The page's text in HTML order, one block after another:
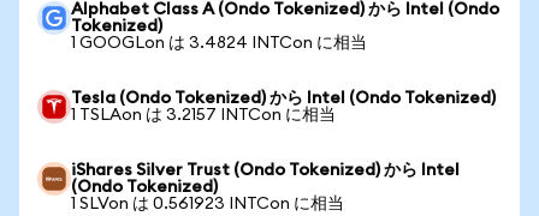
Alphabet Class A (Ondo Tokenized) から Intel (Ondo
Tokenized)
1 GOOGLon は 3.4824 INTCon に相当
Tesla (Ondo Tokenized) から Intel (Ondo Tokenized)
1 TSLAon は 3.2157 INTCon に相当
iShares Silver Trust (Ondo Tokenized) から Intel
(Ondo Tokenized)
1 SLVon は 0.561923 INTCon に相当